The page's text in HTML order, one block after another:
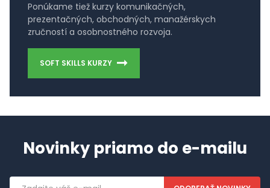
Ponúkame tiež kurzy komunikačných,
prezentačných, obchodných, manažérskych
zručností a osobnostného rozvoja.
SOFT SKILLS KURZY
Novinky priamo do e-mailu
Emailová